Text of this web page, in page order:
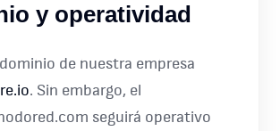
y operatividad
de nuestra empresa
. Sin embargo, el
seguirá operativo